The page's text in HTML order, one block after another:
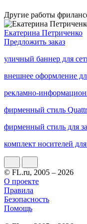
Другие работы
Екатерина Петриченко
Предложить заказ
уличный баннер для
внешнее оформление
рекламно-
фирменный стиль
фирменный стиль для
комплект носителей
© FL.ru, 2005 – 2026
О проекте
Правила
Безопасность
Помощь